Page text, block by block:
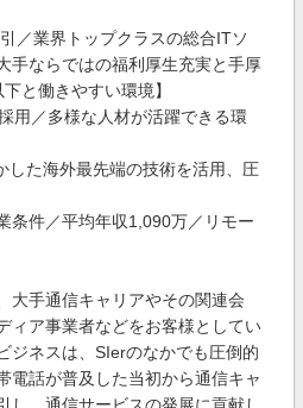
／業界トップクラスの総合ITソ
手ならではの福利厚生充実と手厚
と働きやすい環境】
用／多様な人材が活躍できる環
た海外最先端の技術を活用、圧
条件／平均年収1,090万／リモー
大手通信キャリアやその関連会
ィア事業者などをお客様としてい
ジネスは、SIerのなかでも圧倒的
電話が普及した当初から通信キャ